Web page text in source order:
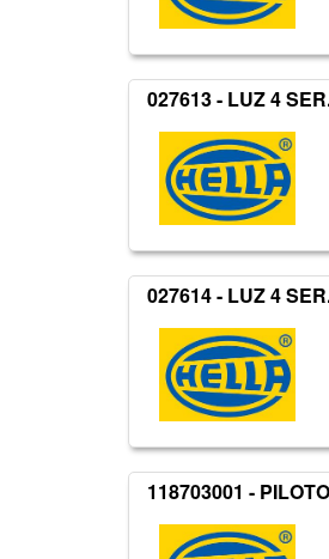
027613 - LUZ 4
027614 - LUZ 4
118703001 -